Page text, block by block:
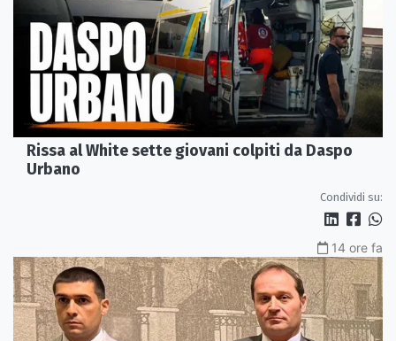
Rissa al White sette giovani colpiti da Daspo
Urbano
Condividi su:
14 ore fa